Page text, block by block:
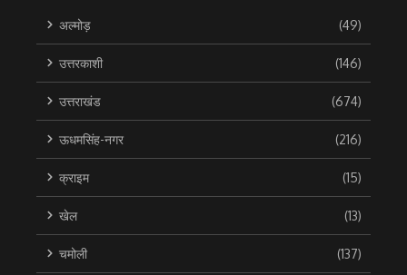
अल्मोड़ (49)
उत्तरकाशी (146)
उत्तराखंड (674)
ऊधमसिंह-नगर (216)
क्राइम (15)
खेल (13)
चमोली (137)